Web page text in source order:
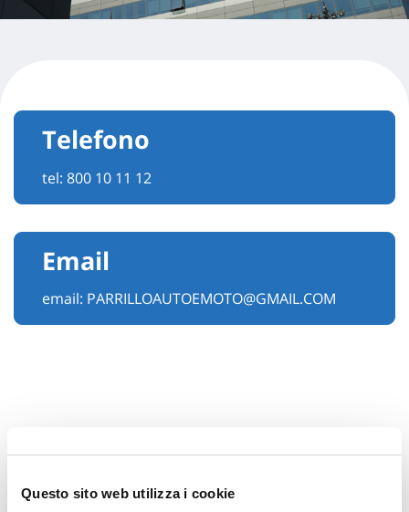
Questo sito web utilizza i cookie
Telefono
tel: 800 10 11 12
Email
email: PARRILLOAUTOEMOTO@GMAIL.COM